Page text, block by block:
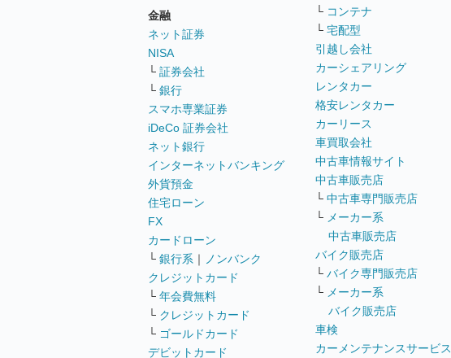
金融
ネット証券
NISA
└ 証券会社
└ 銀行
スマホ専業証券
iDeCo 証券会社
ネット銀行
インターネットバンキング
外貨預金
住宅ローン
FX
カードローン
└ 銀行系 ｜
ノンバンク
クレジットカード
└ 年会費無料
└ クレジットカード
└ ゴールドカード
デビットカード
└ コンテナ
└ 宅配型
引越し会社
カーシェアリング
レンタカー
格安レンタカー
カーリース
車買取会社
中古車情報サイト
中古車販売店
└ 中古車専門販売店
└ メーカー系
中古車販売店
バイク販売店
└ バイク専門販売店
└ メーカー系
バイク販売店
車検
カーメンテナンスサービス